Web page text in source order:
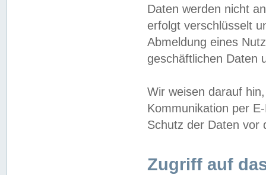
Daten werden nicht
erfolgt verschlüsselt
Abmeldung eines
geschäftlichen Daten
Wir weisen darauf
Kommunikation per
Schutz der Daten vor
Zugriff auf